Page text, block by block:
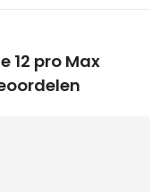
12 pro Max